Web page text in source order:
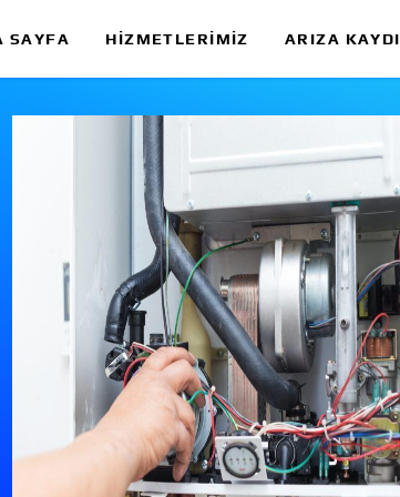
SAYFA HIZMETLERIMIZ ARIZA KAYDI